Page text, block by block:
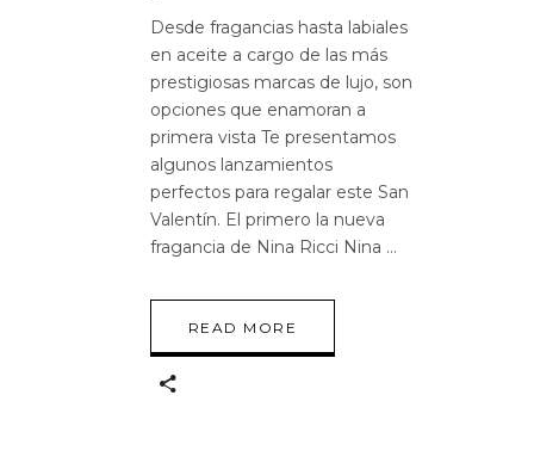
Desde fragancias hasta labiales
en aceite a cargo de las más
prestigiosas marcas de lujo, son
opciones que enamoran a
primera vista Te presentamos
algunos lanzamientos
perfectos para regalar este San
Valentín. El primero la nueva
fragancia de Nina Ricci Nina
READ MORE